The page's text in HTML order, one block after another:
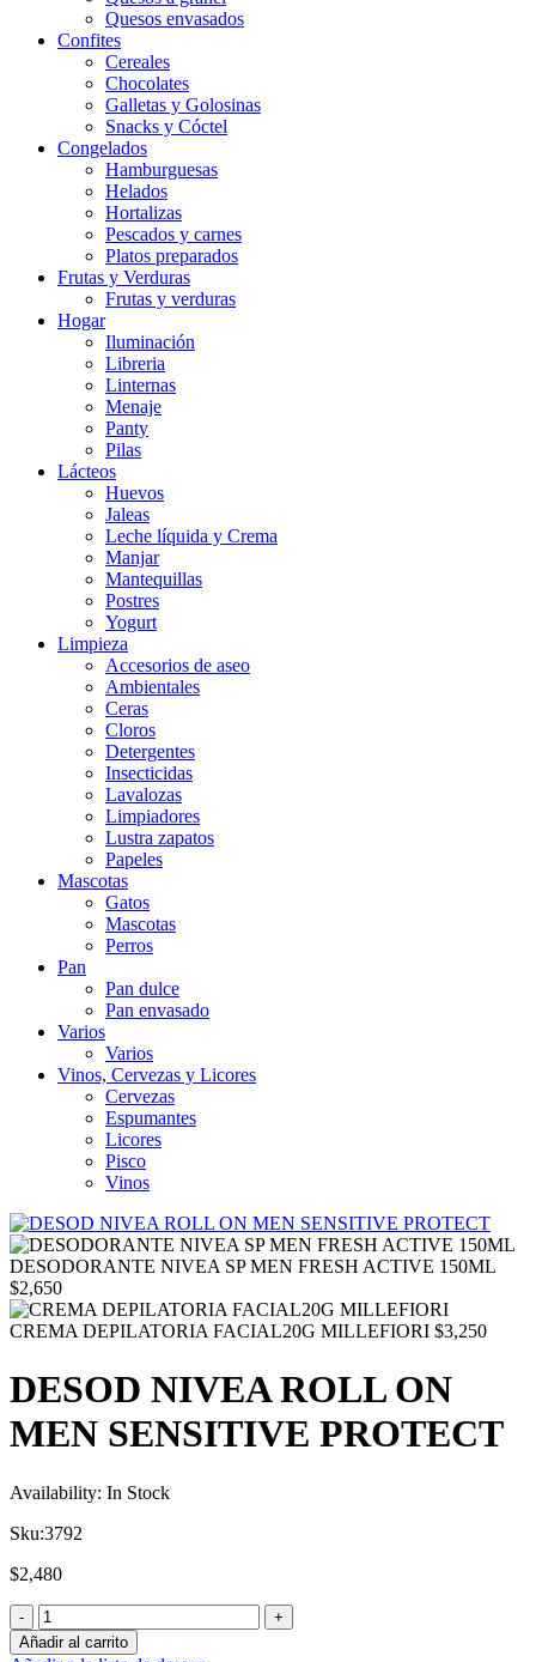
Quesos envasados
Confites
Cereales
Chocolates
Galletas y Golosinas
Snacks y Cóctel
Congelados
Hamburguesas
Helados
Hortalizas
Pescados y carnes
Platos preparados
Frutas y Verduras
Frutas y verduras
Hogar
Iluminación
Libreria
Linternas
Menaje
Panty
Pilas
Lácteos
Huevos
Jaleas
Leche líquida y Crema
Manjar
Mantequillas
Postres
Yogurt
Limpieza
Accesorios de aseo
Ambientales
Ceras
Cloros
Detergentes
Insecticidas
Lavalozas
Limpiadores
Lustra zapatos
Papeles
Mascotas
Gatos
Mascotas
Perros
Pan
Pan dulce
Pan envasado
Varios
Varios
Vinos, Cervezas y Licores
Cervezas
Espumantes
Licores
Pisco
Vinos
DESODORANTE NIVEA SP MEN FRESH ACTIVE 150ML
$2,650
CREMA DEPILATORIA FACIAL20G MILLEFIORI $3,250
DESOD NIVEA ROLL ON
MEN SENSITIVE PROTECT
Availability: In Stock
Sku:3792
$2,480
Añadir al carrito